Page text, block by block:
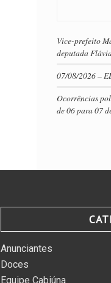
Vice-prefeito
deputada
07/08/2026 –
Ocorrências
de 06 para 07
Anunciantes
Doces
Equipe Cabiúna